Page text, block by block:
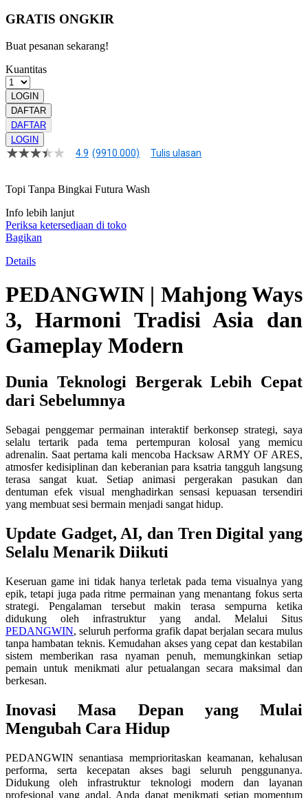
GRATIS ONGKIR
Buat pesanan sekarang!
Kuantitas
LOGIN
DAFTAR
DAFTAR
LOGIN
4.9
bintang,
rating
rata-
rata.
Read
13
Reviews.
halaman
yang
sama.
4.9 (9910.000) Tulis ulasan
Topi Tanpa Bingkai Futura Wash
Info lebih lanjut
Periksa ketersediaan di toko
Bagikan
Details
PEDANGWIN | Mahjong Ways
3, Harmoni Tradisi Asia dan
Gameplay Modern
Dunia Teknologi Bergerak Lebih Cepat
dari Sebelumnya
Sebagai penggemar permainan interaktif berkonsep strategi, saya
selalu tertarik pada tema pertempuran kolosal yang memicu
adrenalin. Saat pertama kali mencoba Hacksaw ARMY OF ARES,
atmosfer kedisiplinan dan keberanian para ksatria tangguh langsung
terasa sangat kuat. Setiap animasi pergerakan pasukan dan
dentuman efek visual menghadirkan sensasi kepuasan tersendiri
yang membuat sesi bermain menjadi sangat hidup.
Update Gadget, AI, dan Tren Digital yang
Selalu Menarik Diikuti
Keseruan game ini tidak hanya terletak pada tema visualnya yang
epik, tetapi juga pada ritme permainan yang menantang fokus serta
strategi. Pengalaman tersebut makin terasa sempurna ketika
didukung oleh infrastruktur yang andal. Melalui Situs
PEDANGWIN, seluruh performa grafik dapat berjalan secara mulus
tanpa hambatan teknis. Kemudahan akses yang cepat dan kestabilan
sistem memberikan rasa nyaman penuh, memungkinkan setiap
pemain untuk menikmati alur petualangan secara maksimal dan
berkesan.
Inovasi Masa Depan yang Mulai
Mengubah Cara Hidup
PEDANGWIN senantiasa memprioritaskan keamanan, kehalusan
performa, serta kecepatan akses bagi seluruh penggunanya.
Didukung oleh infrastruktur teknologi modern dan layanan
profesional yang andal, Anda dapat menikmati setiap momentum